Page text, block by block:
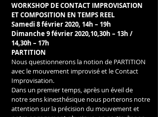
WORKSHOP DE CONTACT IMPROVISATION
ET COMPOSITION EN TEMPS REEL
Samedi 8 février 2020, 14h – 19h
Dimanche 9 février 2020,10,30h – 13h /
14,30h – 17h
PARTITION
Nous questionnerons la notion de PARTITION
avec le mouvement improvisé et le Contact
Improvisation.
Dans un premier temps, après un éveil de
notre sens kinesthésique nous porterons notre
attention sur la précision du mouvement et